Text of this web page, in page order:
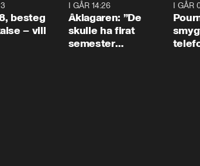
besteg
– vill
I GÅR 14:26
Åklagaren: ”De
skulle ha firat
semester
I GÅR